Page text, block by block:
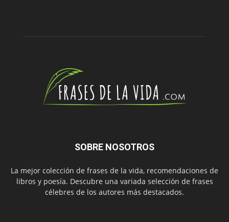
SOBRE NOSOTROS
La mejor colección de frases de la vida, recomendaciones de
libros y poesía. Descubre una variada selección de frases
célebres de los autores más destacados.